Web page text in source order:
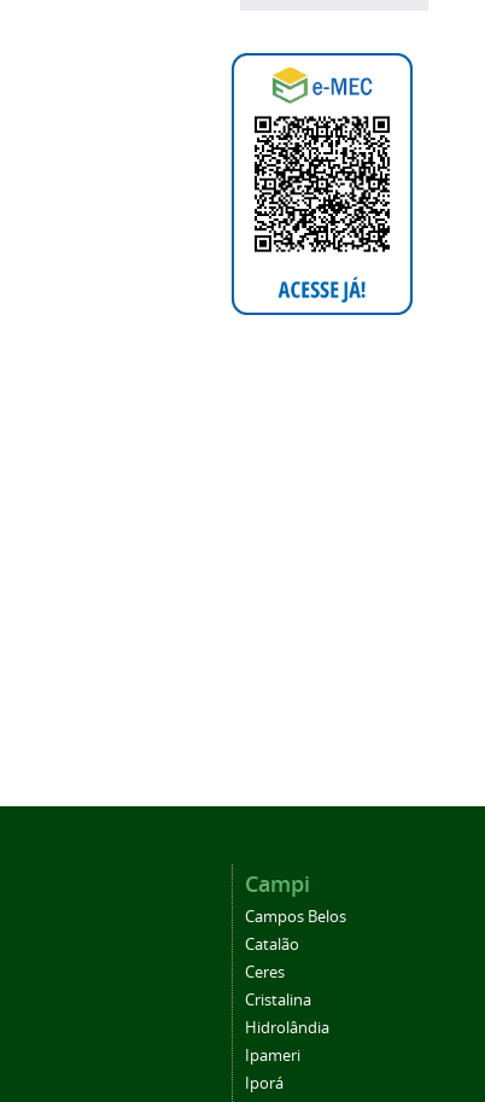
Campi
Campos Belos
Catalão
Ceres
Cristalina
Hidrolândia
Ipameri
Iporá